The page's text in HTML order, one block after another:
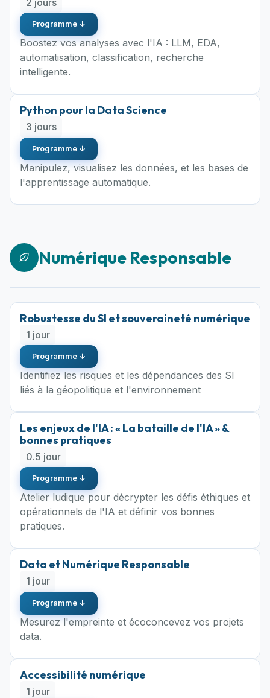
Programme ↓
Boostez vos analyses avec l'IA : LLM, EDA,
automatisation, classification, recherche
intelligente.
Python pour la Data Science
3 jours
Programme ↓
Manipulez, visualisez les données, et les bases de
l'apprentissage automatique.
Numérique Responsable
Robustesse du SI et souveraineté numérique
1 jour
Programme ↓
Identifiez les risques et les dépendances des SI
liés à la géopolitique et l'environnement
Les enjeux de l'IA : « La bataille de l'IA » &
bonnes pratiques
0.5 jour
Programme ↓
Atelier ludique pour décrypter les défis éthiques et
opérationnels de l'IA et définir vos bonnes
pratiques.
Data et Numérique Responsable
1 jour
Programme ↓
Mesurez l'empreinte et écoconcevez vos projets
data.
Accessibilité numérique
1 jour